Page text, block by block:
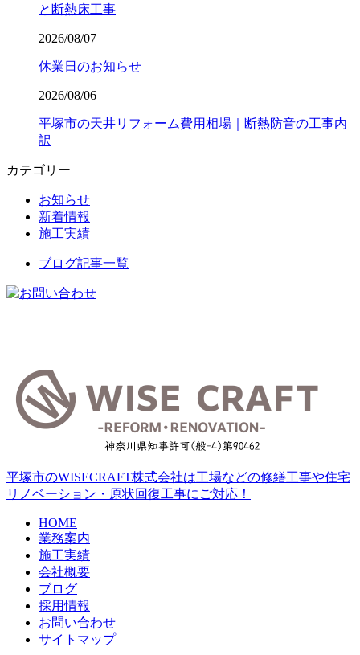
と断熱床工事
2026/08/07
休業日のお知らせ
2026/08/06
平塚市の天井リフォーム費用相場｜断熱防音の工事内
訳
カテゴリー
お知らせ
新着情報
施工実績
ブログ記事一覧
平塚市のWISECRAFT株式会社は工場などの修繕工事や住宅
リノベーション・原状回復工事にご対応！
HOME
業務案内
施工実績
会社概要
ブログ
採用情報
お問い合わせ
サイトマップ